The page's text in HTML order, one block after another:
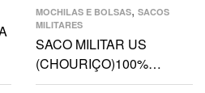
MOCHILAS E BOLSAS, SACOS
MILITARES
SACO MILITAR US
(CHOURIÇO)100%
ALGODÃO 100x50CM